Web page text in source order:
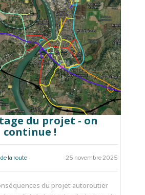
du projet - on
continue !
la route 25 novembre 2025
du projet autoroutier